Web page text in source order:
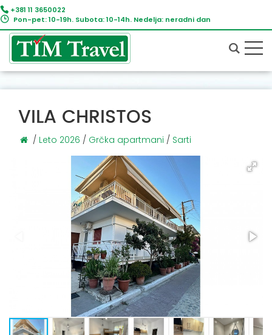
+381 11 3650022
Pon-pet: 10-19h. Subota: 10-14h. Nedelja: neradni dan
VILA CHRISTOS
/ Leto 2026 / Grčka apartmani / Sarti